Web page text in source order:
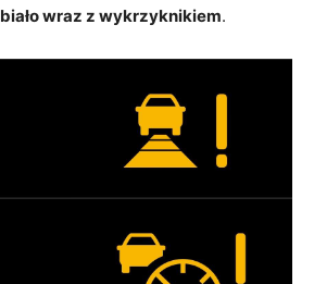
biało wraz z wykrzyknikiem.